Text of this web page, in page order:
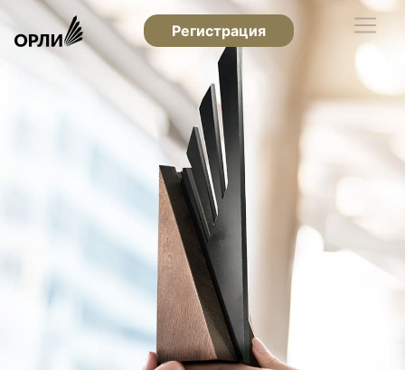
Регистрация